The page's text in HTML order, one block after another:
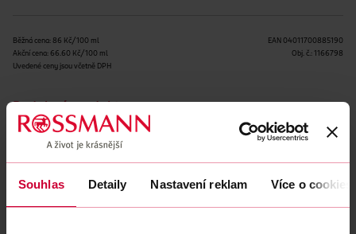
Souhlas Detaily Nastavení reklam Více o cookies
Běžná cena: 86 Kč/100 ml
Akční cena: 66.60 Kč/100 ml
Uvedené ceny jsou včetně DPH
EAN 04011700885190
Obj. č.: 1166798